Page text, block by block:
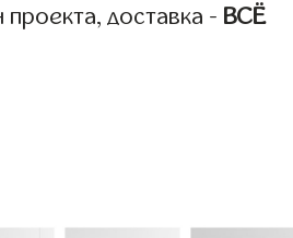
доставка - ВСЁ